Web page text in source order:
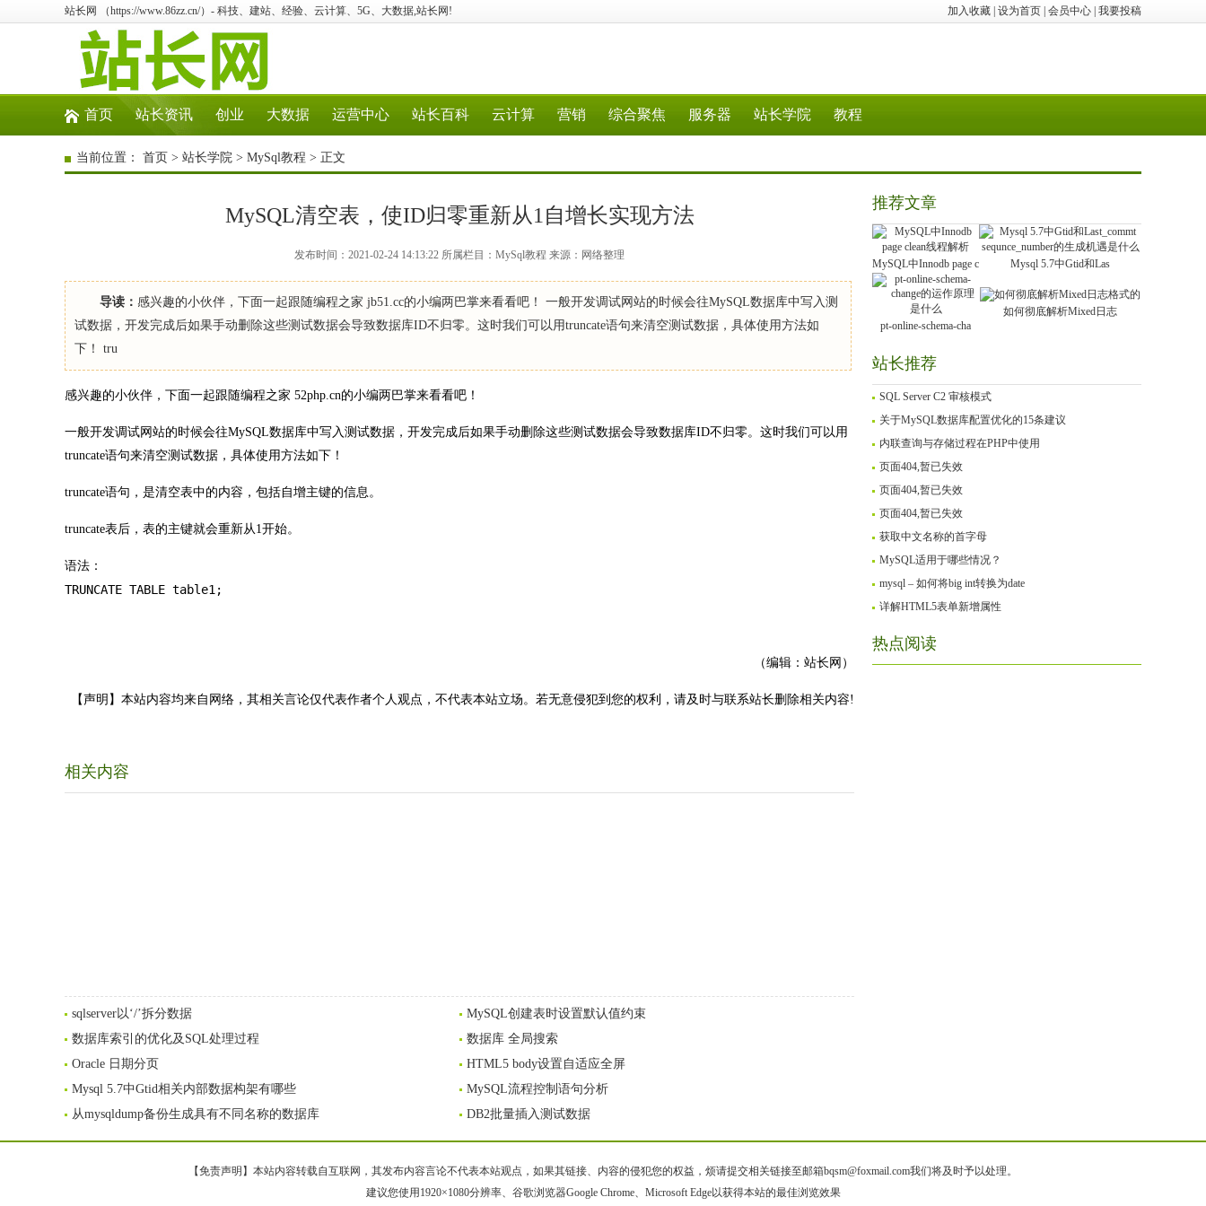
加入收藏 设为首页 会员中心 我要投稿
站长网 （https://www.86zz.cn/）- 科技、建站、经验、云计算、5G、大数据,站长网!
首页 站长资讯 创业 大数据 运营中心 站长百科 云计算 营销 综合聚焦 服务器 站长学院 教程
当前位置： 首页 > 站长学院 > MySql教程 > 正文
MySQL清空表，使ID归零重新从1自增长实现方法
发布时间：2021-02-24 14:13:22 所属栏目：MySql教程 来源：网络整理
导读： 感兴趣的小伙伴，下面一起跟随编程之家 jb51.cc的小编两巴掌来看看吧！ 一般开发调试网站的时候会往MySQL数据库中写入测
试数据，开发完成后如果手动删除这些测试数据会导致数据库ID不归零。这时我们可以用truncate语句来清空测试数据，具体使用方法如
下！ tru
感兴趣的小伙伴，下面一起跟随编程之家 52php.cn的小编两巴掌来看看吧！
一般开发调试网站的时候会往MySQL数据库中写入测试数据，开发完成后如果手动删除这些测试数据会导致数据库ID不归零。这时我们可以用
truncate语句来清空测试数据，具体使用方法如下！
truncate语句，是清空表中的内容，包括自增主键的信息。
truncate表后，表的主键就会重新从1开始。
语法：
TRUNCATE TABLE table1;
（编辑：站长网）
【声明】本站内容均来自网络，其相关言论仅代表作者个人观点，不代表本站立场。若无意侵犯到您的权利，请及时与联系站长删除相关内容!
相关内容
sqlserver以‘/’拆分数据
MySQL创建表时设置默认值约束
数据库索引的优化及SQL处理过程
数据库 全局搜索
Oracle 日期分页
HTML5 body设置自适应全屏
Mysql 5.7中Gtid相关内部数据构架有哪些
MySQL流程控制语句分析
从mysqldump备份生成具有不同名称的数据库
DB2批量插入测试数据
推荐文章
MySQL中Innodb page c Mysql 5.7中Gtid和Las
pt-online-schema-cha
如何彻底解析Mixed日志
站长推荐
SQL Server C2 审核模式
关于MySQL数据库配置优化的15条建议
内联查询与存储过程在PHP中使用
页面404,暂已失效
页面404,暂已失效
页面404,暂已失效
获取中文名称的首字母
MySQL适用于哪些情况？
mysql – 如何将big int转换为date
详解HTML5表单新增属性
热点阅读
【免责声明】本站内容转载自互联网，其发布内容言论不代表本站观点，如果其链接、内容的侵犯您的权益，烦请提交相关链接至邮箱bqsm@foxmail.com我们将及时予以处理。
建议您使用1920×1080分辨率、谷歌浏览器Google Chrome、Microsoft Edge以获得本站的最佳浏览效果